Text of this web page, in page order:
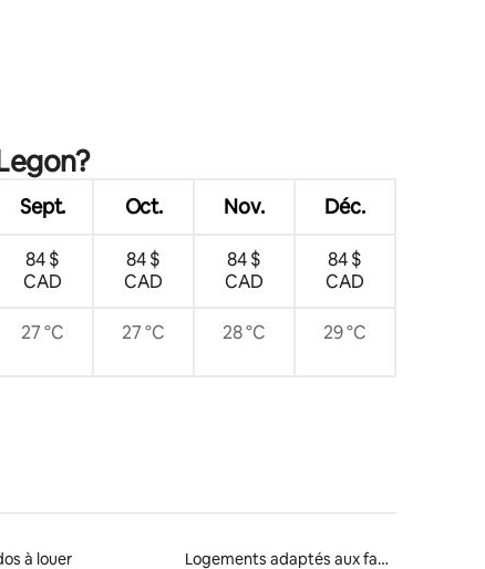
Sept. Oct. Nov. Déc.
84 $
CAD
84 $
CAD
84 $
CAD
84 $
CAD
27 °C 27 °C 28 °C 29 °C
à louer Logements adaptés aux familles à louer